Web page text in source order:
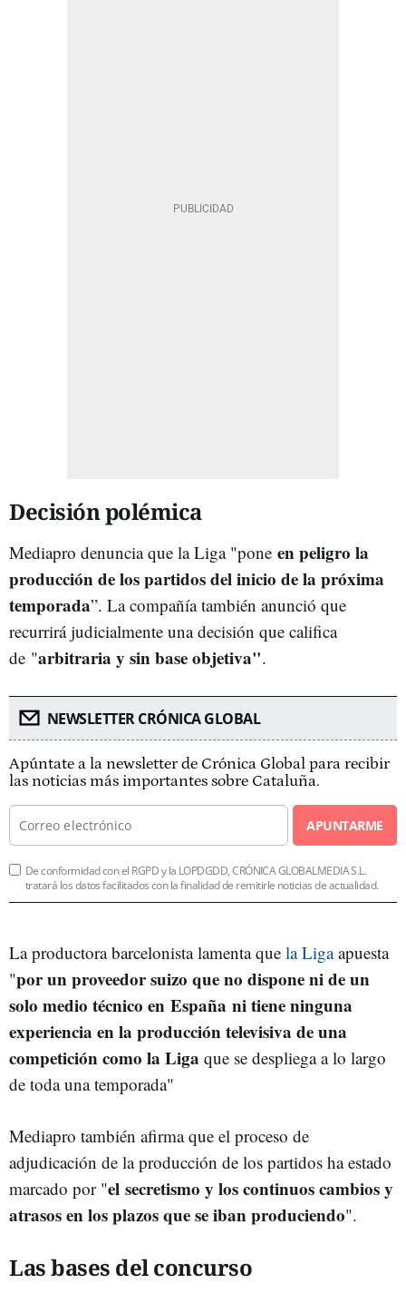
Decisión polémica
Mediapro denuncia que la Liga "pone en peligro la
producción de los partidos del inicio de la próxima
temporada”. La compañía también anunció que
recurrirá judicialmente una decisión que califica
de "arbitraria y sin base objetiva".
NEWSLETTER CRÓNICA GLOBAL
Apúntate a la newsletter de Crónica Global para recibir
las noticias más importantes sobre Cataluña.
APUNTARME
De conformidad con el RGPD y la LOPDGDD, CRÓNICA GLOBALMEDIA S.L.
tratará los datos facilitados con la finalidad de remitirle noticias de actualidad.
La productora barcelonista lamenta que la Ligaapuesta
"por un proveedor suizo que no dispone ni de un
solo medio técnico en España ni tiene ninguna
experiencia en la producción televisiva de una
competición como la Liga que se despliega a lo largo
de toda una temporada"
Mediapro también afirma que el proceso de
adjudicación de la producción de los partidos ha estado
marcado por "el secretismo y los continuos cambios y
atrasos en los plazos que se iban produciendo".
Las bases del concurso